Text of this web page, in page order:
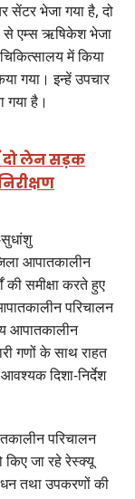
सेंटर भेजा गया है, दो
से एम्स ऋषिकेश भेजा
में किया
गया। इन्हें उपचार
गया है।
दो लेन सड़क
आपातकालीन
की समीक्षा करते हुए
परिचालन
आपातकालीन
गणों के साथ राहत
दिशा-निर्देश
परिचालन
किए जा रहे रेस्क्यू
तथा उपकरणों की